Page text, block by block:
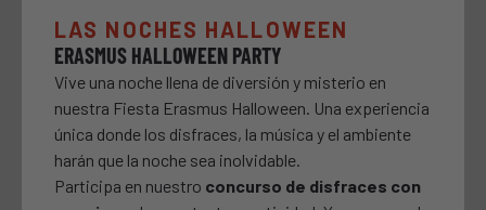
LAS NOCHES HALLOWEEN
ERASMUS HALLOWEEN PARTY
Vive una noche llena de diversión y misterio en
nuestra Fiesta Erasmus Halloween. Una experiencia
única donde los disfraces, la música y el ambiente
harán que la noche sea inolvidable.
Participa en nuestro concurso de disfraces con